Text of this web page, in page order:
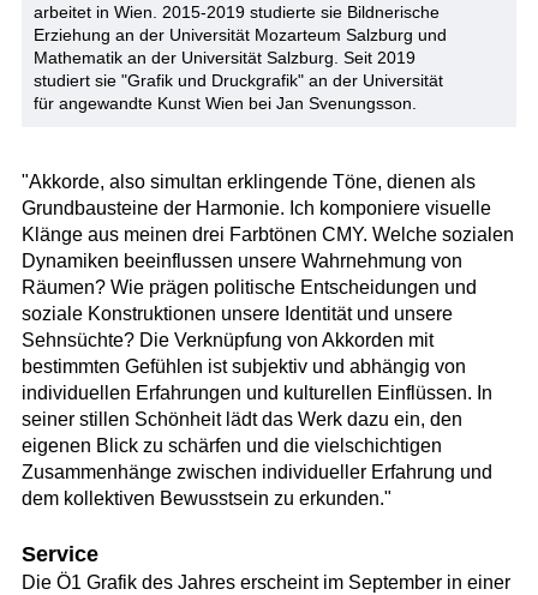
arbeitet in Wien. 2015-2019 studierte sie Bildnerische
Erziehung an der Universität Mozarteum Salzburg und
Mathematik an der Universität Salzburg. Seit 2019
studiert sie "Grafik und Druckgrafik" an der Universität
für angewandte Kunst Wien bei Jan Svenungsson.
"Akkorde, also simultan erklingende Töne, dienen als
Grundbausteine der Harmonie. Ich komponiere visuelle
Klänge aus meinen drei Farbtönen CMY. Welche sozialen
Dynamiken beeinflussen unsere Wahrnehmung von
Räumen? Wie prägen politische Entscheidungen und
soziale Konstruktionen unsere Identität und unsere
Sehnsüchte? Die Verknüpfung von Akkorden mit
bestimmten Gefühlen ist subjektiv und abhängig von
individuellen Erfahrungen und kulturellen Einflüssen. In
seiner stillen Schönheit lädt das Werk dazu ein, den
eigenen Blick zu schärfen und die vielschichtigen
Zusammenhänge zwischen individueller Erfahrung und
dem kollektiven Bewusstsein zu erkunden."
Service
Die Ö1 Grafik des Jahres erscheint im September in einer